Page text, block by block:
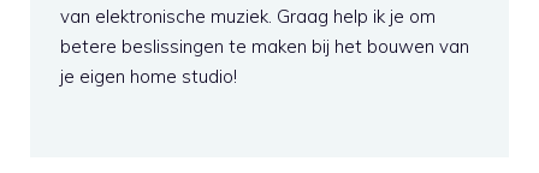
van elektronische muziek. Graag help ik je om
betere beslissingen te maken bij het bouwen van
je eigen home studio!